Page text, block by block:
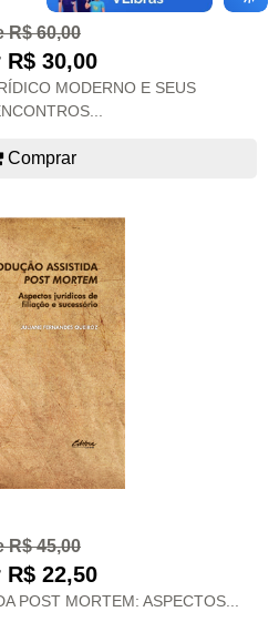
R$ 60,00
R$ 30,00
MODERNO E SEUS
Comprar
R$ 45,00
R$ 22,50
POST MORTEM: ASPECTOS...